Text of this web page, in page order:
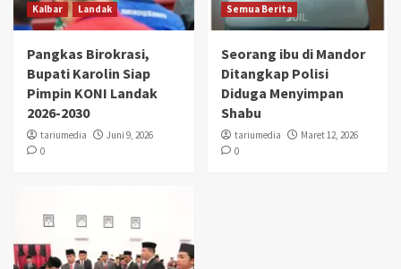
Kalbar Landak
Pangkas Birokrasi,
Bupati Karolin Siap
Pimpin KONI Landak
2026-2030
tariumedia
Juni 9, 2026
0
Semua Berita
Seorang ibu di Mandor
Ditangkap Polisi
Diduga Menyimpan
Shabu
tariumedia
Maret 12, 2026
0